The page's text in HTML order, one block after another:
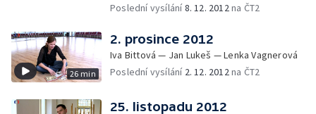
Poslední vysílání8. 12. 2012 na ČT2
26 min
2. prosince 2012
Iva Bittová — Jan Lukeš — Lenka Vagnerová
Poslední vysílání 2. 12. 2012 na ČT2
25. listopadu 2012